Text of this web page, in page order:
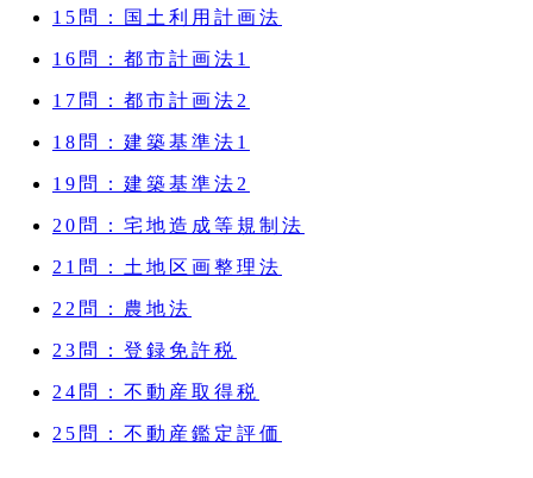
15問：国土利用計画法
16問：都市計画法1
17問：都市計画法2
18問：建築基準法1
19問：建築基準法2
20問：宅地造成等規制法
21問：土地区画整理法
22問：農地法
23問：登録免許税
24問：不動産取得税
25問：不動産鑑定評価